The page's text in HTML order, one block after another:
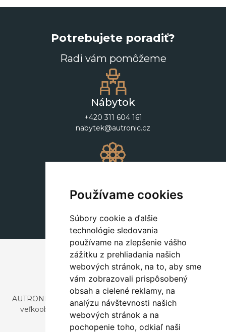
Používame cookies
Súbory cookie a ďalšie
technológie sledovania
používame na zlepšenie vášho
zážitku z prehliadania našich
webových stránok, na to, aby sme
vám zobrazovali prispôsobený
obsah a cielené reklamy, na
analýzu návštevnosti našich
webových stránok a na
pochopenie toho, odkiaľ naši
Potrebujete poradiť?
Radi vám pomôžeme
Nábytok
+420 311 604 161
nabytek@autronic.cz
+420 311 604 182
dekorace@autronic.cz
AUTRONIC, s.r.o. je spoločnosť zaoberajúca sa dovozom a
veľkoobchodným predajom dizajnového aj štýlového
nábytku a dekorácií.